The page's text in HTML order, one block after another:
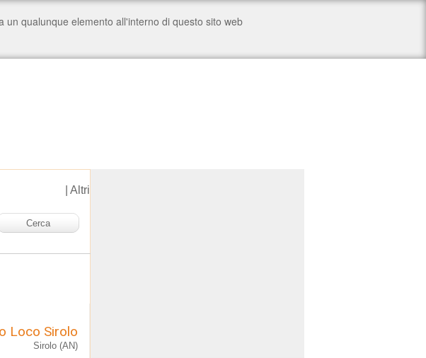
Altri
Loco Sirolo
Sirolo (AN)